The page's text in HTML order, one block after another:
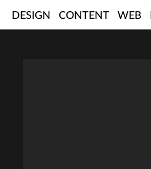
DESIGN CONTENT WEB